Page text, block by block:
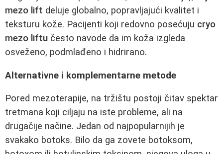
mezo lift deluje globalno, popravljajući kvalitet i
teksturu kože. Pacijenti koji redovno posećuju cryo
mezo liftu često navode da im koža izgleda
osveženo, podmlađeno i hidrirano.
Alternativne i komplementarne metode
Pored mezoterapije, na tržištu postoji čitav spektar
tretmana koji ciljaju na iste probleme, ali na
drugačije načine. Jedan od najpopularnijih je
svakako botoks. Bilo da ga zovete botoksom,